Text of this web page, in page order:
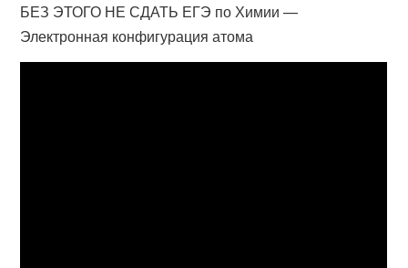
БЕЗ ЭТОГО НЕ СДАТЬ ЕГЭ по Химии —
Электронная конфигурация атома